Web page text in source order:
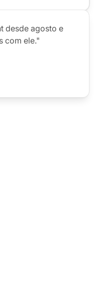
desde agosto e
com ele."